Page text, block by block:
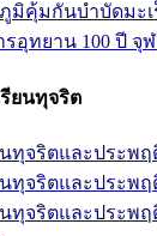
มิคุ้มกันบำบัดมะเ
รอุทยาน 100 ปี
รียนทุจริต
นทุจริตและประพ
นทุจริตและประพ
นทุจริตและประพ